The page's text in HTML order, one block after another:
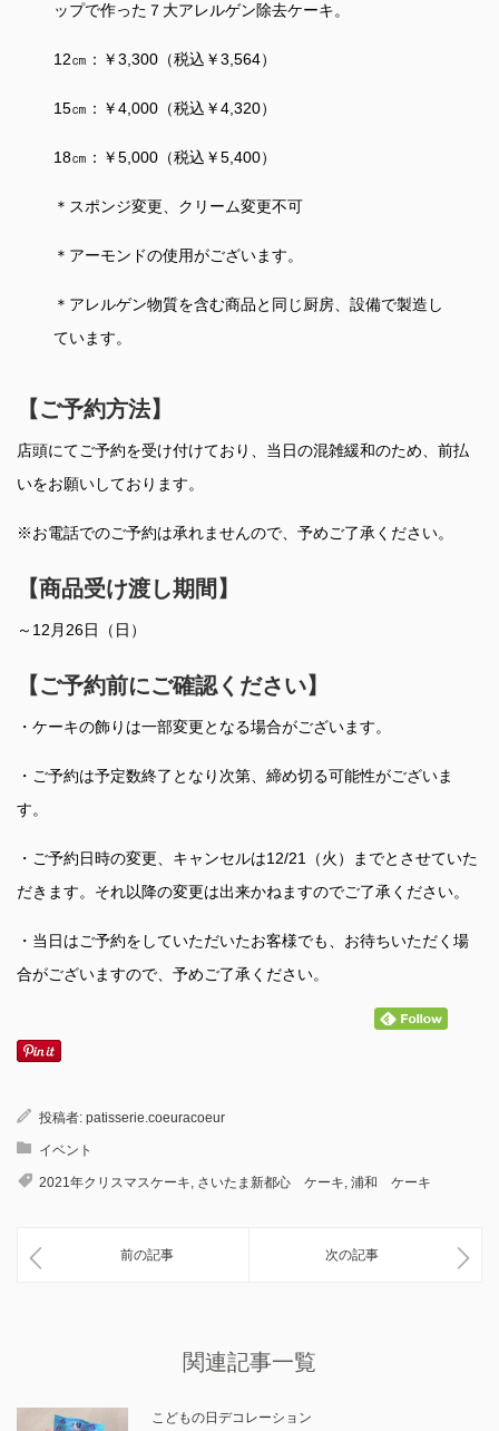
ップで作った７大アレルゲン除去ケーキ。
12㎝：￥3,300（税込￥3,564）
15㎝：￥4,000（税込￥4,320）
18㎝：￥5,000（税込￥5,400）
＊スポンジ変更、クリーム変更不可
＊アーモンドの使用がございます。
＊アレルゲン物質を含む商品と同じ厨房、設備で製造し
ています。
【ご予約方法】
店頭にてご予約を受け付けており、当日の混雑緩和のため、前払
いをお願いしております。
※お電話でのご予約は承れませんので、予めご了承ください。
【商品受け渡し期間】
～12月26日（日）
【ご予約前にご確認ください】
・ケーキの飾りは一部変更となる場合がございます。
・ご予約は予定数終了となり次第、締め切る可能性がございま
す。
・ご予約日時の変更、キャンセルは12/21（火）までとさせていた
だきます。それ以降の変更は出来かねますのでご了承ください。
・当日はご予約をしていただいたお客様でも、お待ちいただく場
合がございますので、予めご了承ください。
投稿者: patisserie.coeuracoeur
イベント
2021年クリスマスケーキ, さいたま新都心 ケーキ, 浦和 ケーキ
前の記事 次の記事
関連記事一覧
こどもの日デコレーション